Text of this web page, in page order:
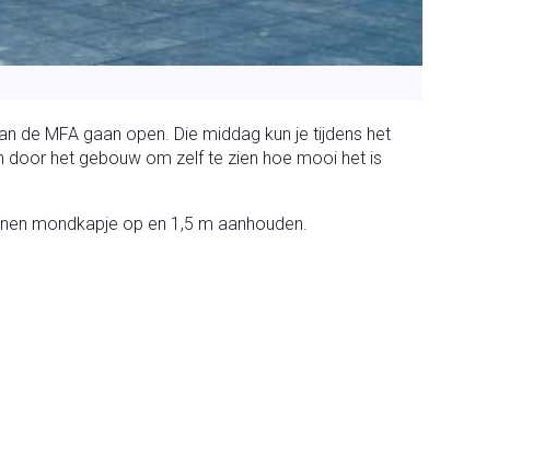
de MFA gaan open. Die middag kun je tijdens het
door het gebouw om zelf te zien hoe mooi het is
mondkapje op en 1,5 m aanhouden.